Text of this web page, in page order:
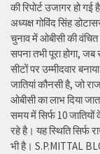
की रिपोर्ट उजागर हो
अध्यक्ष गोविंद सिंह
चुनाव में ओबीसी की वंचित
सपना तभी पूरा होगा,
सीटों पर उम्मीदवार
जातियां कौनसी है, जो
ओबीसी का लाभ दिया
समय में सिर्फ 10
रहे है। यह स्थिति सिर्फ
भी है। S.P.MITTAL